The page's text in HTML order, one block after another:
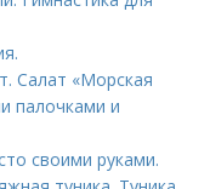
Салат «Морская
палочками и
своими руками.